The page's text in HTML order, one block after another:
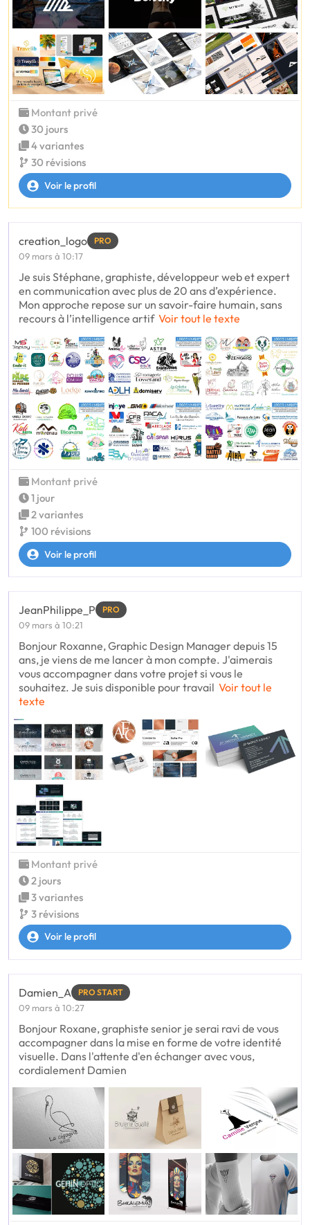
Montant privé
30 jours
4 variantes
30 révisions
Voir le profil
creation_logo PRO
09 mars à 10:17
Je suis Stéphane, graphiste, développeur web et expert
en communication avec plus de 20 ans d’expérience.
Mon approche repose sur un savoir-faire humain, sans
recours à l’intelligence artif Voir tout le texte
Montant privé
1 jour
2 variantes
100 révisions
Voir le profil
JeanPhilippe_P PRO
09 mars à 10:21
Bonjour Roxanne, Graphic Design Manager depuis 15
ans, je viens de me lancer à mon compte. J'aimerais
vous accompagner dans votre projet si vous le
souhaitez. Je suis disponible pour travail Voir tout le
texte
Montant privé
2 jours
3 variantes
3 révisions
Voir le profil
Damien_A PRO START
09 mars à 10:27
Bonjour Roxane, graphiste senior je serai ravi de vous
accompagner dans la mise en forme de votre identité
visuelle. Dans l'attente d'en échanger avec vous,
cordialement Damien